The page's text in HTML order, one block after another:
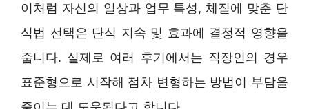
이처럼 자신의 일상과 업무 특성, 체질에 맞춘 단
식법 선택은 단식 지속 및 효과에 결정적 영향을
줍니다. 실제로 여러 후기에서는 직장인의 경우
표준형으로 시작해 점차 변형하는 방법이 부담을